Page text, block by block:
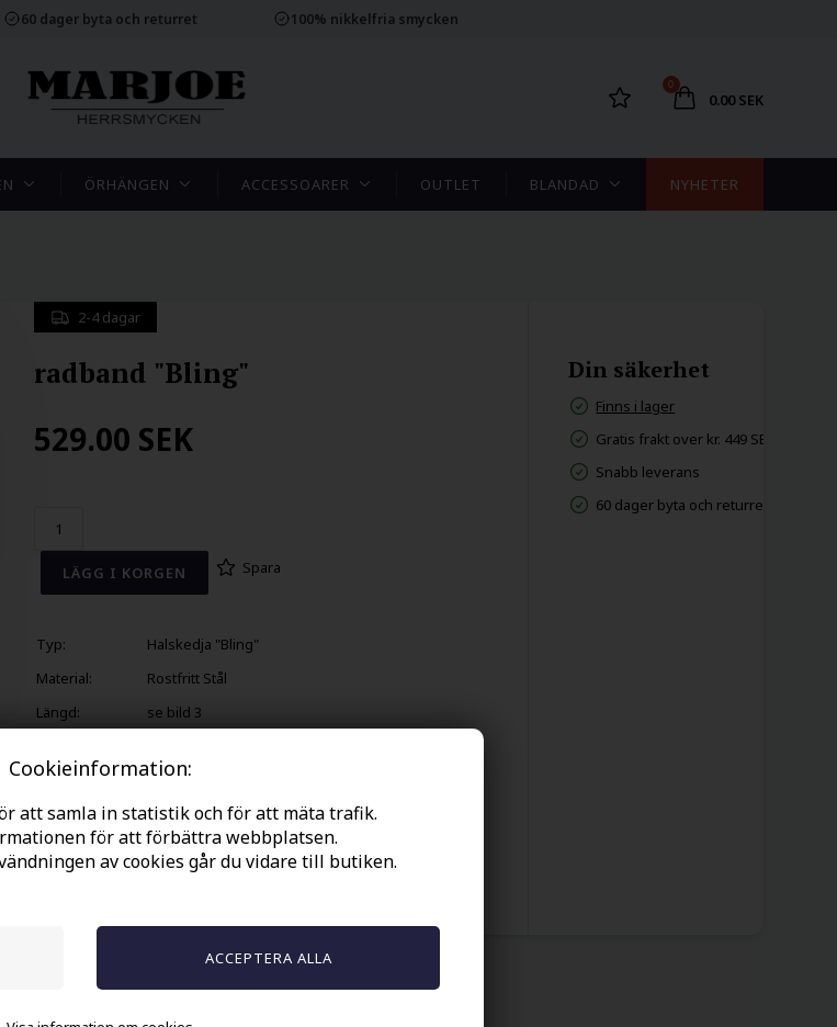
Cookieinformation:
att samla in statistik och för att mäta trafik.
för att förbättra webbplatsen.
av cookies går du vidare till butiken.
60 dager byta och returret 100% nikkelfria smycken
0
0.00 SEK
ÖRHÄNGEN ACCESSOARER OUTLET BLANDAD NYHETER
2-4 dagar
radband "Bling"
529.00 SEK
Spara
Typ:
Halskedja "Bling"
Material:
Rostfritt Stål
Längd:
se bild 3
På lager: Ja
Din säkerhet
Finns i lager
Gratis frakt over kr. 449 SEK
Snabb leverans
60 dager byta och returret
köpte också